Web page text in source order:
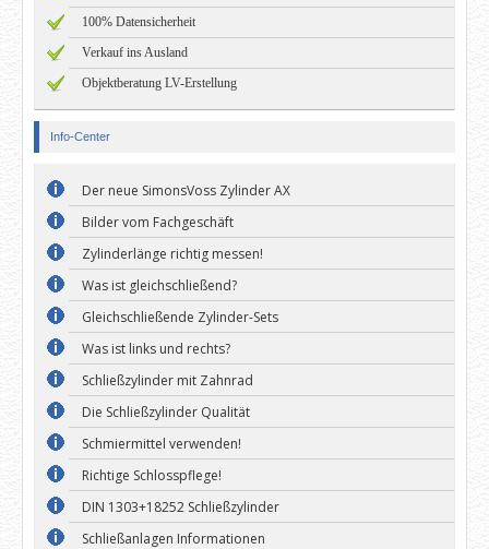
100% Datensicherheit
Verkauf ins Ausland
Objektberatung LV-Erstellung
Info-Center
Der neue SimonsVoss Zylinder AX
Bilder vom Fachgeschäft
Zylinderlänge richtig messen!
Was ist gleichschließend?
Gleichschließende Zylinder-Sets
Was ist links und rechts?
Schließzylinder mit Zahnrad
Die Schließzylinder Qualität
Schmiermittel verwenden!
Richtige Schlosspflege!
DIN 1303+18252 Schließzylinder
Schließanlagen Informationen